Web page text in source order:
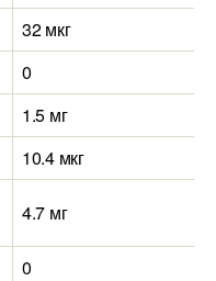
32 мкг
0
1.5 мг
10.4 мкг
4.7 мг
0